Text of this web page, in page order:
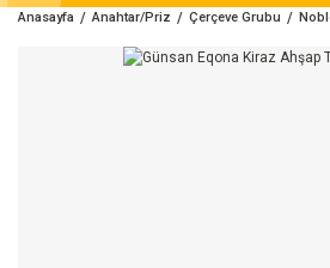
Anasayfa Anahtar/Priz Çerçeve Grubu